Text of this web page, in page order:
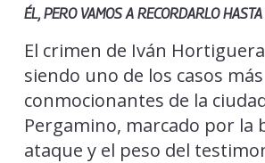
ÉL, PERO VAMOS A RECORDARLO HASTA
El crimen de Iván
siendo uno de los casos más
conmocionantes de la
Pergamino, marcado por la
ataque y el peso del